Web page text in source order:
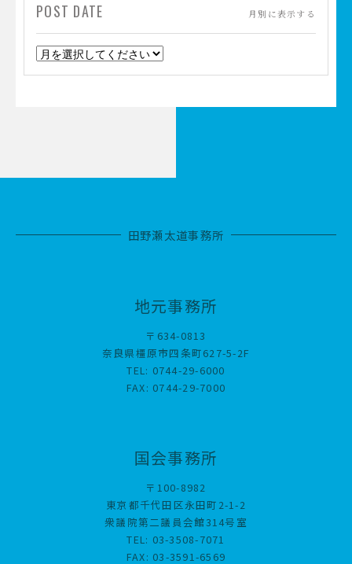
POST DATE 月別に表示する
田野瀬太道事務所
地元事務所
〒634-0813
奈良県橿原市四条町627-5-2F
TEL: 0744-29-6000
FAX: 0744-29-7000
国会事務所
〒100-8982
東京都千代田区永田町2-1-2
衆議院第二議員会館314号室
TEL: 03-3508-7071
FAX: 03-3591-6569